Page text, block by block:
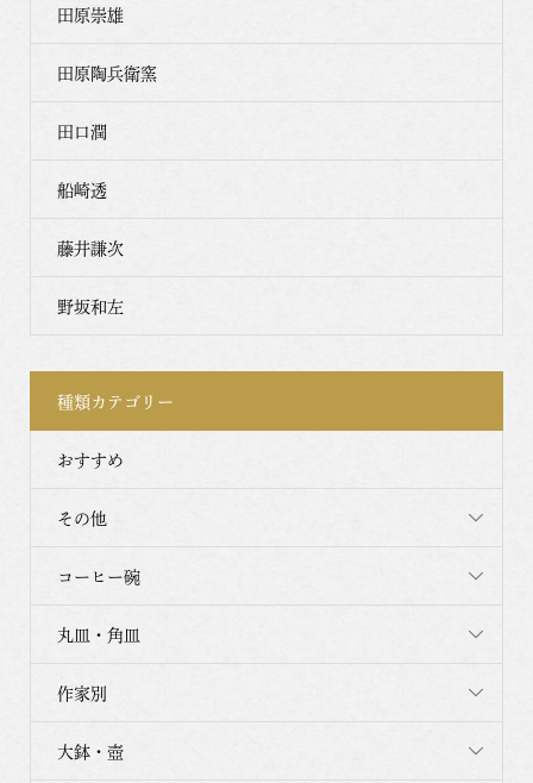
田原崇雄
田原陶兵衛窯
田口潤
船崎透
藤井謙次
野坂和左
種類カテゴリー
おすすめ
その他
コーヒー碗
丸皿・角皿
作家別
大鉢・壺